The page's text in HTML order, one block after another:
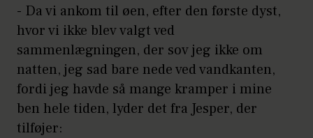
- Da vi ankom til øen, efter den første dyst,
hvor vi ikke blev valgt ved
sammenlægningen, der sov jeg ikke om
natten, jeg sad bare nede ved vandkanten,
fordi jeg havde så mange kramper i mine
ben hele tiden, lyder det fra Jesper, der
tilføjer: